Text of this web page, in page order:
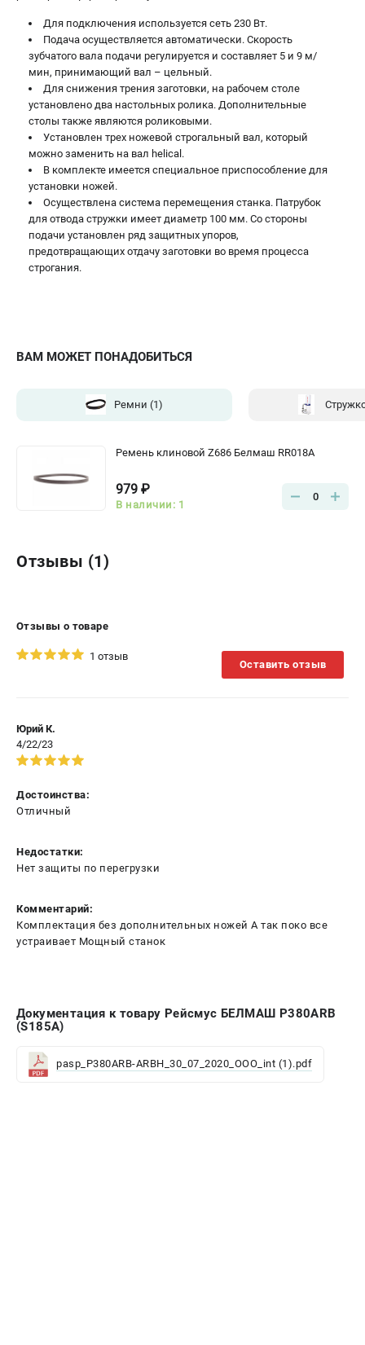
ВАМ МОЖЕТ ПОНАДОБИТЬСЯ
Ремни (1)
Ремень клиновой Z686 Белмаш RR018A
979 ₽
В наличии: 1
0
Для подключения используется сеть 230 Вт.
Подача осуществляется автоматически. Скорость
зубчатого вала подачи регулируется и составляет 5 и 9 м/
мин, принимающий вал – цельный.
Для снижения трения заготовки, на рабочем столе
установлено два настольных ролика. Дополнительные
столы также являются роликовыми.
Установлен трех ножевой строгальный вал, который
можно заменить на вал helical.
В комплекте имеется специальное приспособление для
установки ножей.
Осуществлена система перемещения станка. Патрубок
для отвода стружки имеет диаметр 100 мм. Со стороны
подачи установлен ряд защитных упоров,
предотвращающих отдачу заготовки во время процесса
строгания.
Отзывы (1)
Отзывы о товаре
1 отзыв
Оставить отзыв
Юрий К.
4/22/23
Достоинства:
Отличный
Недостатки:
Нет защиты по перегрузки
Комментарий:
Комплектация без дополнительных ножей А так поко все
устраивает Мощный станок
Документация к товару Рейсмус БЕЛМАШ P380АRB
(S185A)
pasp_P380ARB-ARBH_30_07_2020_OOO_int (1).pdf